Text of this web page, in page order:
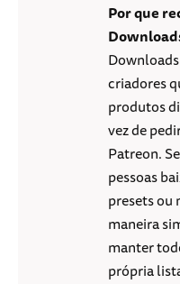
Por que
criadores
produtos
vez de
Patreon.
pessoas
presets ou
maneira
manter
própria